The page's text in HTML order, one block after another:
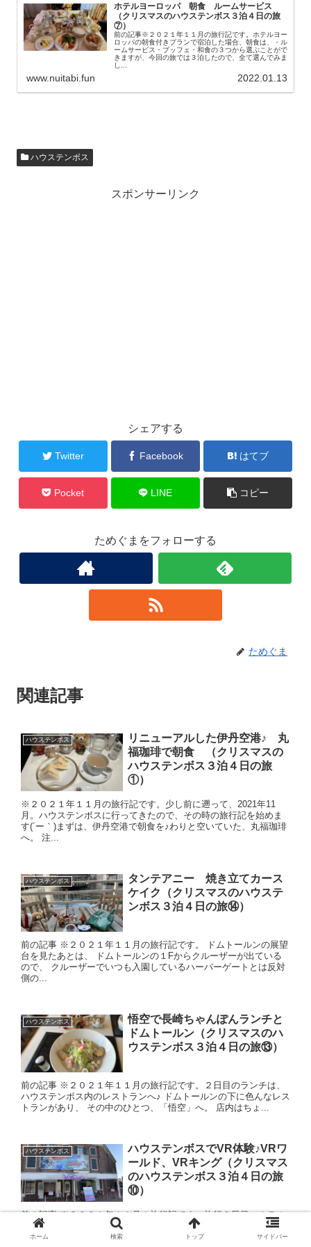
ホテルヨーロッパ 朝食 ルームサービス
（クリスマスのハウステンボス３泊４日の旅
⑦）
前の記事※２０２１年１１月の旅行記です。ホテルヨー
ロッパの朝食付きプランで宿泊した場合、朝食は、・ル
ームサービス・ブッフェ・和食の３つから選ぶことがで
きますが、今回の旅では３泊したので、全て選んでみま
し...
www.nuitabi.fun 2022.01.13
ハウステンボス
スポンサーリンク
シェアする
Twitter Facebook はてブ
Pocket LINE コピー
ためぐまをフォローする
ためぐま
関連記事
ハウステンボス
リニューアルした伊丹空港♪ 丸
福珈琲で朝食 （クリスマスの
ハウステンボス３泊４日の旅
①）
※２０２１年１１月の旅行記です。少し前に遡って、2021年11
月。ハウステンボスに行ってきたので、その時の旅行記を始めま
す(´ー｀)まずは、伊丹空港で朝食を♪わりと空いていた、丸福珈琲
へ。 注...
ハウステンボス
タンテアニー 焼き立てカース
ケイク（クリスマスのハウステ
ンボス３泊４日の旅⑭）
前の記事 ※２０２１年１１月の旅行記です。 ドムトールンの展望
台を見たあとは、 ドムトールンの１Fからクルーザーが出ている
ので、 クルーザーでいつも入園しているハーバーゲートとは反対
側の...
ハウステンボス
悟空で長崎ちゃんぽんランチと
ドムトールン（クリスマスのハ
ウステンボス３泊４日の旅⑬）
前の記事 ※２０２１年１１月の旅行記です。２日目のランチは、
ハウステンボス内のレストランへ♪ ドムトールンの下に色んなレス
トランがあり、 その中のひとつ、「悟空」へ。 店内はちょ...
ハウステンボス
ハウステンボスでVR体験♪VRワ
ールド、VRキング（クリスマス
のハウステンボス３泊４日の旅
⑩）
前の記事 ※２０２１年１１月の旅行記です。旅行２日目。ホテル
ヨーロッパで朝食を食べた後、 フロントで前日の入場チケットと
交換で当日の入場チケットを受け取り、ハウステンボスへ向かい
ホーム 検索 トップ サイドバー